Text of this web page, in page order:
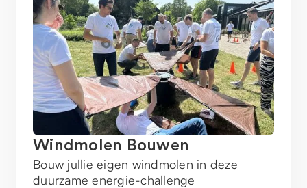
Windmolen Bouwen
Bouw jullie eigen windmolen in deze
duurzame energie-challenge